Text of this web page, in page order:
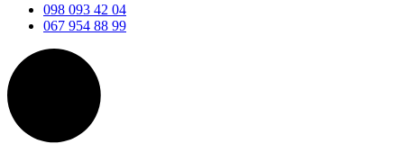
098 093 42 04
067 954 88 99